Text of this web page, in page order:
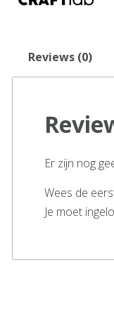
Reviews (0)
Er zijn nog
Wees de
Je moet